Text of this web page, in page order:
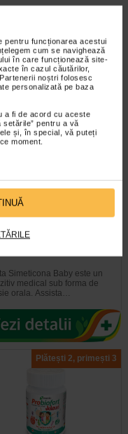
pentru funcționarea acestui
cum se navighează
în care funcționează site-
în cazul căutărilor,
noștri folosesc
personalizată pe baza
a fi de acord cu aceste
pentru a vă
și, în special, vă puteți
moment.
Catena
Plătești 2, primești 3
Baby, simeticona
Simeticona Baby este un
medical sub forma de
orala. Assista…
Plătești 2, primești 3